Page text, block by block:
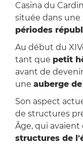
Casina du
située dans une
périodes
Au début du
tant que petit
avant de
une auberge
Son aspect
de structures
Âge, qui
structures de